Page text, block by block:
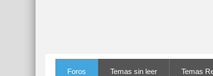
Foros Temas sin leer Temas